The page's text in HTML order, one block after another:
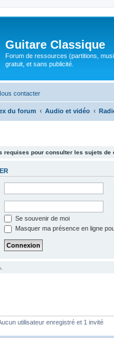
Guitare Classique
Forum de ressources (partitions,
gratuit, et sans publicité.
contacter
du forum Audio et vidéo
requises pour consulter les sujets de
Se souvenir de moi
Masquer ma présence en ligne
utilisateur enregistré et 1 invité